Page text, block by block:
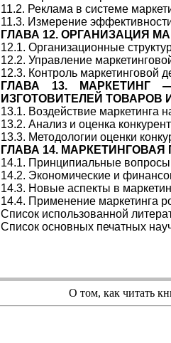
11.2. Реклама в системе
11.3. Измерение
ГЛАВА 12. ОРГАНИЗАЦИЯ
12.1. Организационные
12.2. Управление
12.3. Контроль маркетинговой
ГЛАВА 13. МАРКЕТИНГ
ИЗГОТОВИТЕЛЕЙ ТОВАРОВ
13.1. Воздействие
13.2. Анализ и оценка
13.3. Методологии оценки
ГЛАВА 14.
14.1. Принципиальные
14.2. Экономические и
14.3. Новые аспекты в
14.4. Применение маркетинга
Список использованной
Список основных печатных
О том, как читать